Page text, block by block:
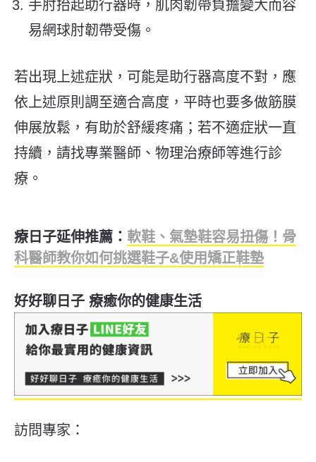
手肘抬起助行器時，肌肉韌帶負擔變大而容
易網球肘韌帶受傷。
若出現上述症狀，可能是助行器高度不對，應
依上述原則調至適合高度，平時也要多做筋膜
伸展放鬆，有助於舒緩疼痛；若不適症狀一直
持續，請找專業醫師、物理治療師等進行診
療。
療日子延伸推薦： 軟鞋、氣墊鞋容易扭傷！骨
科醫師教你如何挑選鞋子&使用矯正鞋墊
好好聊日子 療癒你的健康生活
訪問專家：